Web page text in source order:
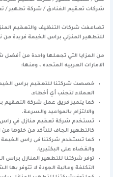
شركات تعقيم الفنادق / شركة تطهير /
تضاعفت شركات التنظيف والتعقيم
للتطهير المنزلي براس الخيمة فريدة
من المزايا التي تجعلها واحدة من
الامارات العربيه المتحده ، ومنها:
خصصت شركتنا للتعقيم براس
العملاء لتجنب أي أخطاء.
كما يتميز فريق عمل شركة التعقيم
والالتزام بالمواعيد والسرعة.
تستخدم شركة تعقيم منازل في راس
كالتطهير الجاف للتأكد من خلوها من
كما تستخدم شركتنا فى راس الخيمة
والقضاء على البكتيريا.
توفر شركتنا للتطهير المنازل
التكلفة وعالية الجودة لا تتوفر بها